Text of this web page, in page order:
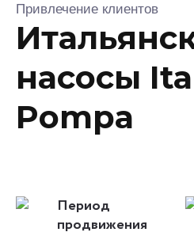
Привлечение клиентов
насосы
Pompa
Период
продвижения